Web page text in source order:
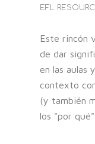
EFL
Este rincón
de dar
en las aulas
contexto
(y también
los "por